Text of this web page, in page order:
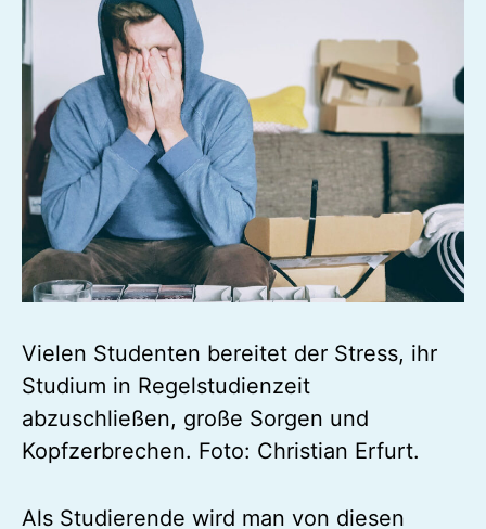
Vielen Studenten bereitet der Stress, ihr
Studium in Regelstudienzeit
abzuschließen, große Sorgen und
Kopfzerbrechen. Foto: Christian Erfurt.
Als Studierende wird man von diesen